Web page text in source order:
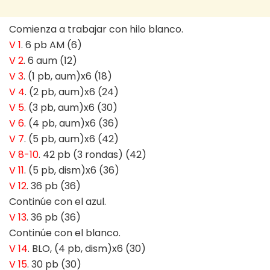
Comienza a trabajar con hilo blanco.
V 1. 6 pb AM (6)
V 2. 6 aum (12)
V 3. (1 pb, aum)x6 (18)
V 4. (2 pb, aum)x6 (24)
V 5. (3 pb, aum)x6 (30)
V 6. (4 pb, aum)x6 (36)
V 7. (5 pb, aum)x6 (42)
V 8-10. 42 pb (3 rondas) (42)
V 11. (5 pb, dism)x6 (36)
V 12. 36 pb (36)
Continúe con el azul.
V 13. 36 pb (36)
Continúe con el blanco.
V 14. BLO, (4 pb, dism)x6 (30)
V 15. 30 pb (30)